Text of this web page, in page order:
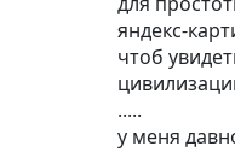
яндекс-
чтоб
.....
у меня